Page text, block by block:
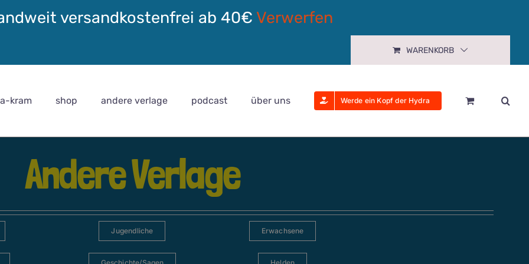
versandkostenfrei ab 40€ Verwerfen
WARENKORB
kram shop andere verlage podcast über uns Werde ein Kopf der Hydra
Andere Verlage
Jugendliche Erwachsene